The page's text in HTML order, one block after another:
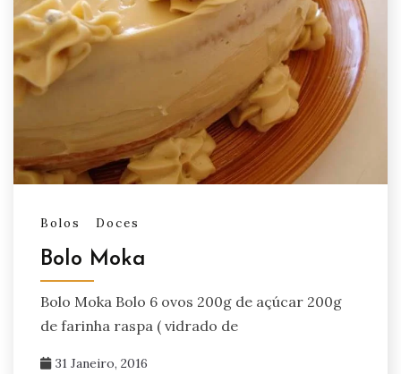
Bolos Doces
Bolo Moka
Bolo Moka Bolo 6 ovos 200g de açúcar 200g
de farinha raspa ( vidrado de
31 Janeiro, 2016